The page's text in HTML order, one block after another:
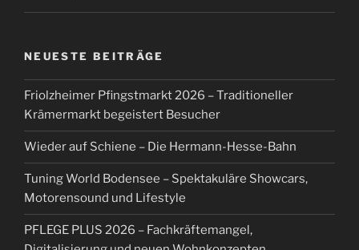
NEUESTE BEITRÄGE
Friolzheimer Pfingstmarkt 2026 – Traditioneller
Krämermarkt begeistert Besucher
Wieder auf Schiene – Die Hermann-Hesse-Bahn
Tuning World Bodensee – Spektakuläre Showcars,
Motorensound und Lifestyle
PFLEGE PLUS 2026 – Fachkräftemangel,